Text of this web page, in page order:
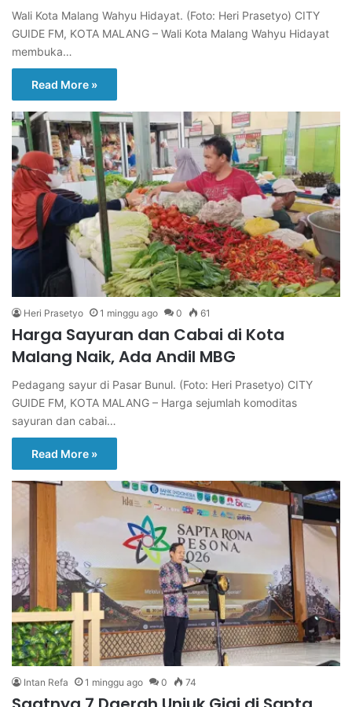
Wali Kota Malang Wahyu Hidayat. (Foto: Heri Prasetyo) CITY
GUIDE FM, KOTA MALANG – Wali Kota Malang Wahyu Hidayat
membuka…
Read More »
Heri Prasetyo 1 minggu ago 0 61
Harga Sayuran dan Cabai di Kota
Malang Naik, Ada Andil MBG
Pedagang sayur di Pasar Bunul. (Foto: Heri Prasetyo) CITY
GUIDE FM, KOTA MALANG – Harga sejumlah komoditas
sayuran dan cabai…
Read More »
Intan Refa 1 minggu ago 0 74